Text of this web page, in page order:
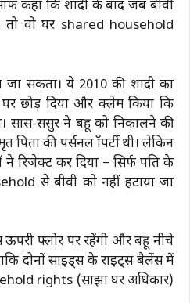
कहा कि शादी के बाद जब बीवी
वो घर shared household
सकता। ये 2010 की शादी का
छोड़ दिया और क्लेम किया कि
सास-ससुर ने बहू को निकालने की
की पर्सनल प्रॉपर्टी थी। लेकिन
ने रिजेक्ट कर दिया – सिर्फ पति के
से बीवी को नहीं हटाया जा
ऊपरी फ्लोर पर रहेंगी और बहू नीचे
दोनों साइड्स के राइट्स बैलेंस में
rights (साझा घर अधिकार)